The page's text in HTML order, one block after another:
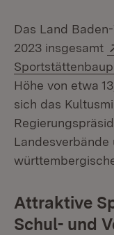
Das Land
2023 insgesamt
Höhe von etwa
sich das
Attraktive
Schul- und